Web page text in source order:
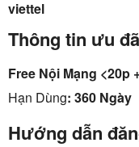
viettel
Thông tin ưu
Free Nội Mạng <20p
Hạn Dùng: 360 Ngày
Hướng dẫn